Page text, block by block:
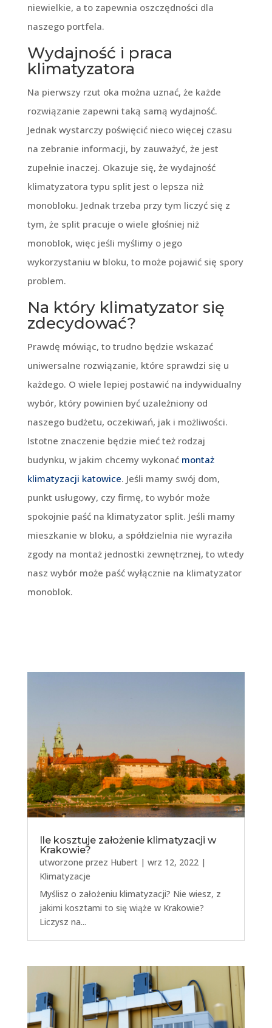
niewielkie, a to zapewnia oszczędności dla
naszego portfela.
Wydajność i praca
klimatyzatora
Na pierwszy rzut oka można uznać, że każde
rozwiązanie zapewni taką samą wydajność.
Jednak wystarczy poświęcić nieco więcej czasu
na zebranie informacji, by zauważyć, że jest
zupełnie inaczej. Okazuje się, że wydajność
klimatyzatora typu split jest o lepsza niż
monobloku. Jednak trzeba przy tym liczyć się z
tym, że split pracuje o wiele głośniej niż
monoblok, więc jeśli myślimy o jego
wykorzystaniu w bloku, to może pojawić się spory
problem.
Na który klimatyzator się
zdecydować?
Prawdę mówiąc, to trudno będzie wskazać
uniwersalne rozwiązanie, które sprawdzi się u
każdego. O wiele lepiej postawić na indywidualny
wybór, który powinien być uzależniony od
naszego budżetu, oczekiwań, jak i możliwości.
Istotne znaczenie będzie mieć też rodzaj
budynku, w jakim chcemy wykonać montaż
klimatyzacji katowice. Jeśli mamy swój dom,
punkt usługowy, czy firmę, to wybór może
spokojnie paść na klimatyzator split. Jeśli mamy
mieszkanie w bloku, a spółdzielnia nie wyraziła
zgody na montaż jednostki zewnętrznej, to wtedy
nasz wybór może paść wyłącznie na klimatyzator
monoblok.
Ile kosztuje założenie klimatyzacji w
Krakowie?
utworzone przez Hubert| wrz 12, 2022|
Klimatyzacje
Myślisz o założeniu klimatyzacji? Nie wiesz, z
jakimi kosztami to się wiąże w Krakowie?
Liczysz na...